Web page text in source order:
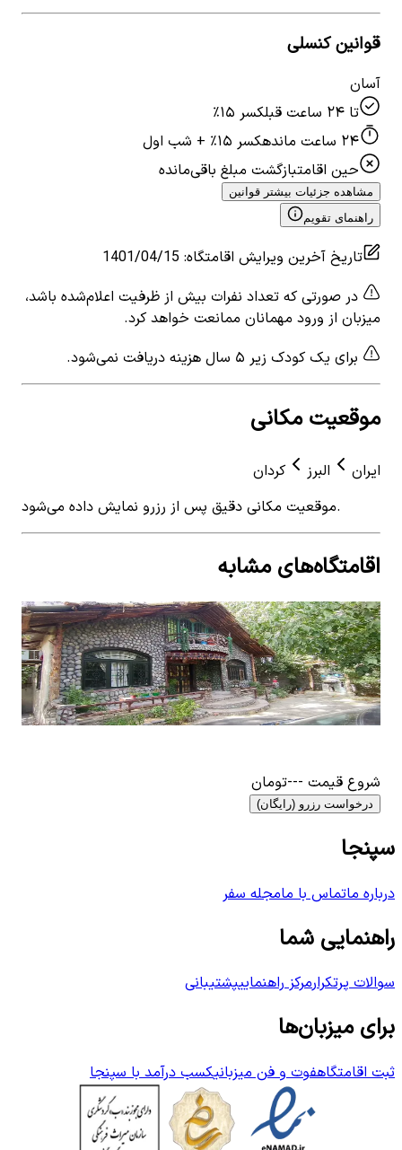
قوانین کنسلی
آسان
تا ۲۴ ساعت قبل
کسر ۱۵٪
۲۴ ساعت مانده
کسر ۱۵٪ + شب اول
حین اقامتبازگشت مبلغ باقی‌مانده
مشاهده جزئیات بیشتر قوانین
راهنمای تقویم
تاریخ آخرین ویرایش اقامتگاه:
1401/04/15
در صورتی که تعداد نفرات بیش از ظرفیت اعلام‌شده باشد،
میزبان از ورود مهمانان ممانعت خواهد کرد.
برای یک کودک زیر ۵ سال هزینه دریافت نمی‌شود.
موقعیت مکانی
ایران البرز
کردان
موقعیت مکانی دقیق پس از رزرو نمایش داده می‌شود.
اقامتگاه‌های مشابه
View details for اجاره ویلا استخر روباز در سنقرآباد - کردان
اجاره ویلا استخر روباز در سنقرآباد - کردان
2 اتاق خواب6 نفر 5
۴٬۷۰۷٬۰۰۰تومان
شروع قیمت ---تومان
درخواست رزرو (رایگان)
سپنجا
درباره ماتماس با مامجله سفر
راهنمایی شما
سوالات پرتکرارمرکز راهنماییپشتیبانی
برای میزبان‌ها
ثبت اقامتگاهفوت و فن میزبانیکسب درآمد با سپنجا